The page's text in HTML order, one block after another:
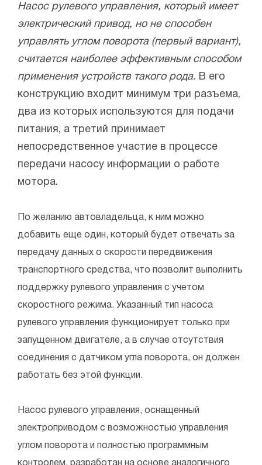
Насос рулевого управления, который имеет
электрический привод, но не способен
управлять углом поворота (первый вариант),
считается наиболее эффективным способом
применения устройств такого рода. В его
конструкцию входит минимум три разъема,
два из которых используются для подачи
питания, а третий принимает
непосредственное участие в процессе
передачи насосу информации о работе
мотора.
По желанию автовладельца, к ним можно
добавить еще один, который будет отвечать за
передачу данных о скорости передвижения
транспортного средства, что позволит выполнить
поддержку рулевого управления с учетом
скоростного режима. Указанный тип насоса
рулевого управления функционирует только при
запущенном двигателе, а в случае отсутствия
соединения с датчиком угла поворота, он должен
работать без этой функции.
Насос рулевого управления, оснащенный
электроприводом с возможностью управления
углом поворота и полностью программным